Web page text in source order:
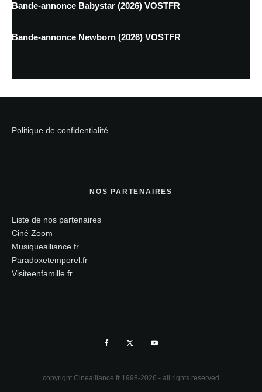
Bande-annonce Babystar (2026) VOSTFR
Bande-annonce Newborn (2026) VOSTFR
Politique de confidentialité
NOS PARTENAIRES
Liste de nos partenaires
Ciné Zoom
Musiquealliance.fr
Paradoxetemporel.fr
Visiteenfamille.fr
copyright Cinealliance.fr 1998-2026 - all rights reserved